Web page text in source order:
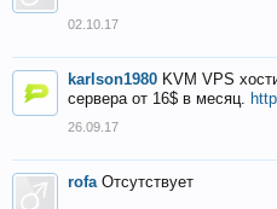
02.10.17
karlson1980 KVM VPS
сервера от 16$ в месяц.
26.09.17
rofa Отсутствует